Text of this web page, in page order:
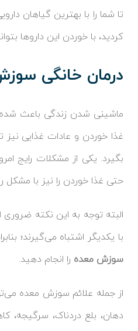
تا شما را با بهترین گیاهان
کردید، با خوردن این داروها
درمان خانگی
ماشینی شدن زندگی باعث شده
غذا خوردن و عادات غذایی
بگیرد. یکی از مشکلات
حتی غذا خوردن را نیز با مشکل
البته توجه به این نکته
با یکدیگر اشتباه می‌گیرند؛
سوزش معده را انجام دهید.
از جمله علائم سوزش معده
دهان، بلع دردناک، سرگیجه،